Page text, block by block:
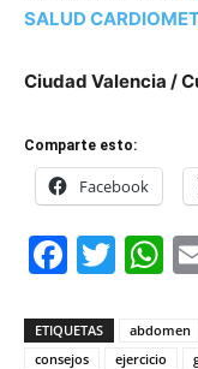
SALUD
Ciudad Valencia /
Comparte esto:
Facebook
ETIQUETAS abdomen
consejos
ejercicio